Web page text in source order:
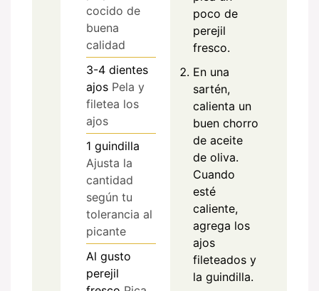
cocido de
buena
calidad
3-4 dientes
ajos Pela y
filetea los
ajos
1 guindilla
Ajusta la
cantidad
según tu
tolerancia al
picante
Al gusto
perejil
poco de
perejil
fresco.
En una
sartén,
calienta un
buen chorro
de aceite
de oliva.
Cuando
esté
caliente,
agrega los
ajos
fileteados y
la guindilla.